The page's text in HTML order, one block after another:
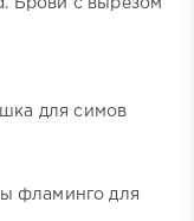
Брови с вырезом
для симов
фламинго для